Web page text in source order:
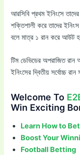
আরসিবি প্রথম ইনিংসে তাদের
শক্তিশালী করে তাদের
বলে মাত্র ১ রান করে আউট
টিম ডেভিডের অপরাজিত রান
ইনিংসের দ্বিতীয় সর্বোচ্চ
Welcome To
Win Exciting
Learn How to
Boost Your
Football Betting